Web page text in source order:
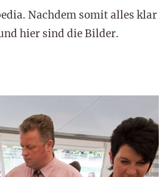
Nachdem somit alles
hier sind die Bilder.